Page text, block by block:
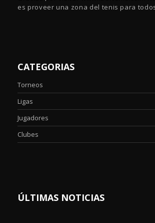
es proveer una zona del tenis para
CATEGORIAS
Torneos
Ligas
Jugadores
Clubes
ÚLTIMAS NOTICIAS